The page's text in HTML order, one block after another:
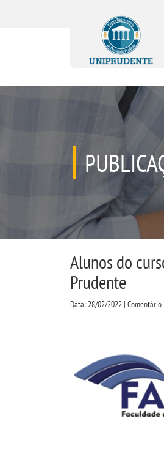
Alunos do
Prudente
Data: 28/02/2022 | Comentário